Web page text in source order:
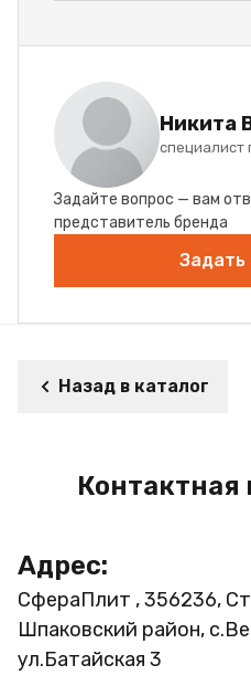
Никита
специалист
Задайте вопрос — вам
представитель бренда
Задать
Назад в каталог
Адрес:
СфераПлит , 356236,
Шпаковский район,
ул.Батайская 3